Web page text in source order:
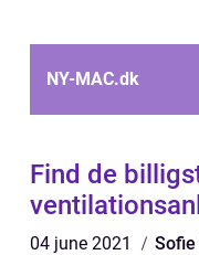
NY-MAC.dk
Find de
04 june 2021